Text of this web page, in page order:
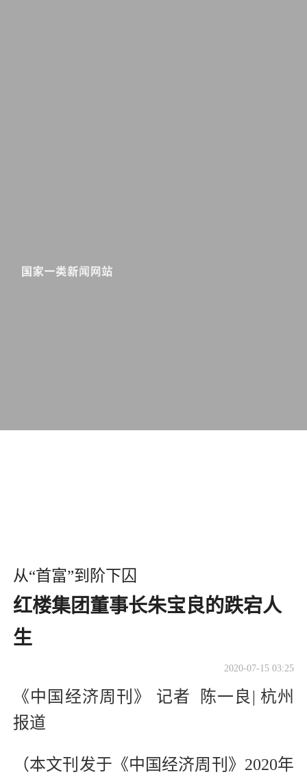
从“首富”到阶下囚
红楼集团董事长朱宝良的跌宕人
生
2020-07-15 03:25
《中国经济周刊》 记者 陈一良| 杭州
报道
（本文刊发于《中国经济周刊》2020年